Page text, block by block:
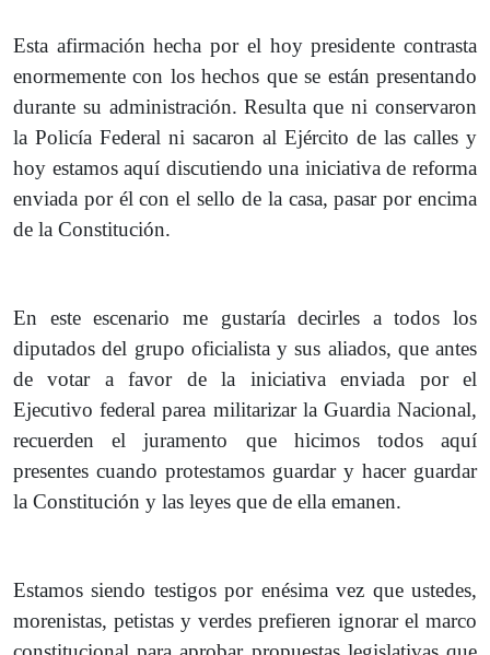
Esta afirmación hecha por el hoy presidente contrasta
enormemente con los hechos que se están presentando
durante su administración. Resulta que ni conservaron
la Policía Federal ni sacaron al Ejército de las calles y
hoy estamos aquí discutiendo una iniciativa de reforma
enviada por él con el sello de la casa, pasar por encima
de la Constitución.
En este escenario me gustaría decirles a todos los
diputados del grupo oficialista y sus aliados, que antes
de votar a favor de la iniciativa enviada por el
Ejecutivo federal parea militarizar la Guardia Nacional,
recuerden el juramento que hicimos todos aquí
presentes cuando protestamos guardar y hacer guardar
la Constitución y las leyes que de ella emanen.
Estamos siendo testigos por enésima vez que ustedes,
morenistas, petistas y verdes prefieren ignorar el marco